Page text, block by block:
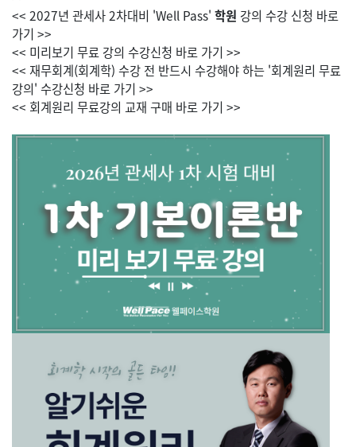
<< 2027년 관세사 2차대비 'Well Pass' 학원 강의 수강 신청 바로
가기 >>
<< 미리보기 무료 강의 수강신청 바로 가기 >>
<< 재무회계(회계학) 수강 전 반드시 수강해야 하는 '회계원리 무료
강의' 수강신청 바로 가기 >>
<< 회계원리 무료강의 교재 구매 바로 가기 >>